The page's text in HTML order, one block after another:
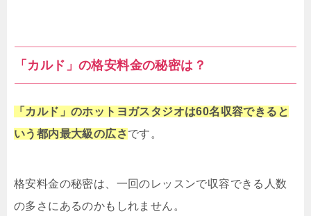
「カルド」の格安料金の秘密は？
「カルド」のホットヨガスタジオは60名収容できると
いう都内最大級の広さです。
格安料金の秘密は、一回のレッスンで収容できる人数
の多さにあるのかもしれません。